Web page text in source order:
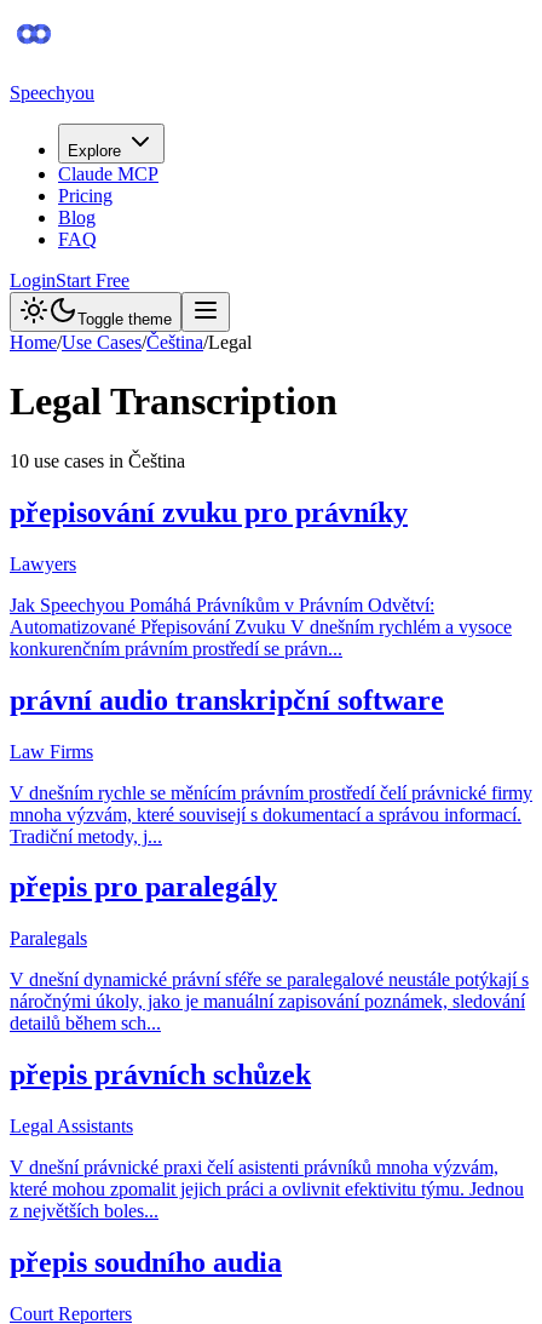
Speechyou
Explore
Claude MCP
Pricing
Blog
FAQ
LoginStart Free
Toggle theme
Home/Use Cases/Čeština/Legal
LegalTranscription
10 use cases in Čeština
přepisování zvuku pro právníky
Lawyers
Jak Speechyou Pomáhá Právníkům v Právním Odvětví:
Automatizované Přepisování Zvuku V dnešním rychlém a vysoce
konkurenčním právním prostředí se právn...
právní audio transkripční software
Law Firms
V dnešním rychle se měnícím právním prostředí čelí právnické firmy
mnoha výzvám, které souvisejí s dokumentací a správou informací.
Tradiční metody, j...
přepis pro paralegály
Paralegals
V dnešní dynamické právní sféře se paralegalové neustále potýkají s
náročnými úkoly, jako je manuální zapisování poznámek, sledování
detailů během sch...
přepis právních schůzek
Legal Assistants
V dnešní právnické praxi čelí asistenti právníků mnoha výzvám,
které mohou zpomalit jejich práci a ovlivnit efektivitu týmu. Jednou
z největších boles...
přepis soudního audia
Court Reporters